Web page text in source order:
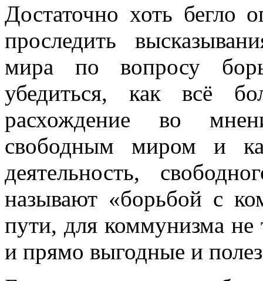
Достаточно хоть бегло
проследить
мира по вопросу
убедиться, как всё
расхождение во
свободным миром и
деятельность,
называют «борьбой с
пути, для коммунизма не
и прямо выгодные и